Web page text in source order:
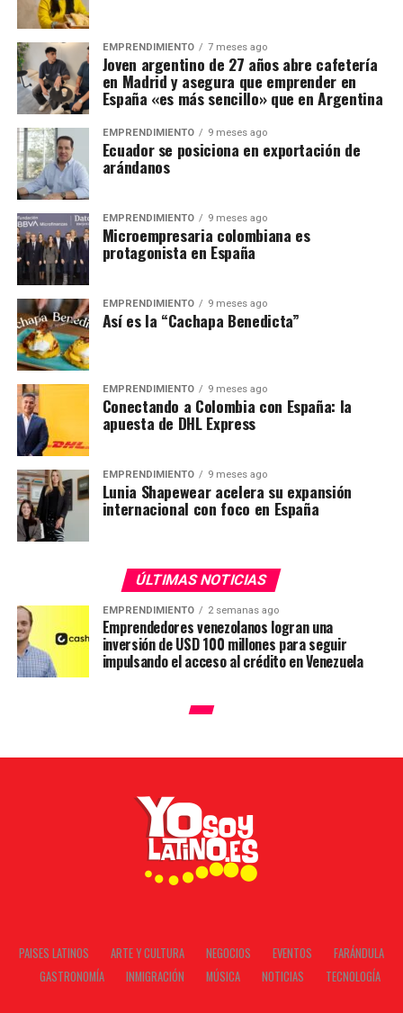
EMPRENDIMIENTO 7 meses ago
Joven argentino de 27 años abre cafetería
en Madrid y asegura que emprender en
España «es más sencillo» que en Argentina
EMPRENDIMIENTO 9 meses ago
Ecuador se posiciona en exportación de
arándanos
EMPRENDIMIENTO 9 meses ago
Microempresaria colombiana es
protagonista en España
EMPRENDIMIENTO 9 meses ago
Así es la “Cachapa Benedicta”
EMPRENDIMIENTO 9 meses ago
Conectando a Colombia con España: la
apuesta de DHL Express
EMPRENDIMIENTO 9 meses ago
Lunia Shapewear acelera su expansión
internacional con foco en España
ÚLTIMAS NOTICIAS
EMPRENDIMIENTO 2 semanas ago
Emprendedores venezolanos logran una
inversión de USD 100 millones para seguir
impulsando el acceso al crédito en Venezuela
PAISES LATINOS ARTE Y CULTURA NEGOCIOS EVENTOS
FARÁNDULA
GASTRONOMÍA
INMIGRACIÓN MÚSICA NOTICIAS TECNOLOGÍA